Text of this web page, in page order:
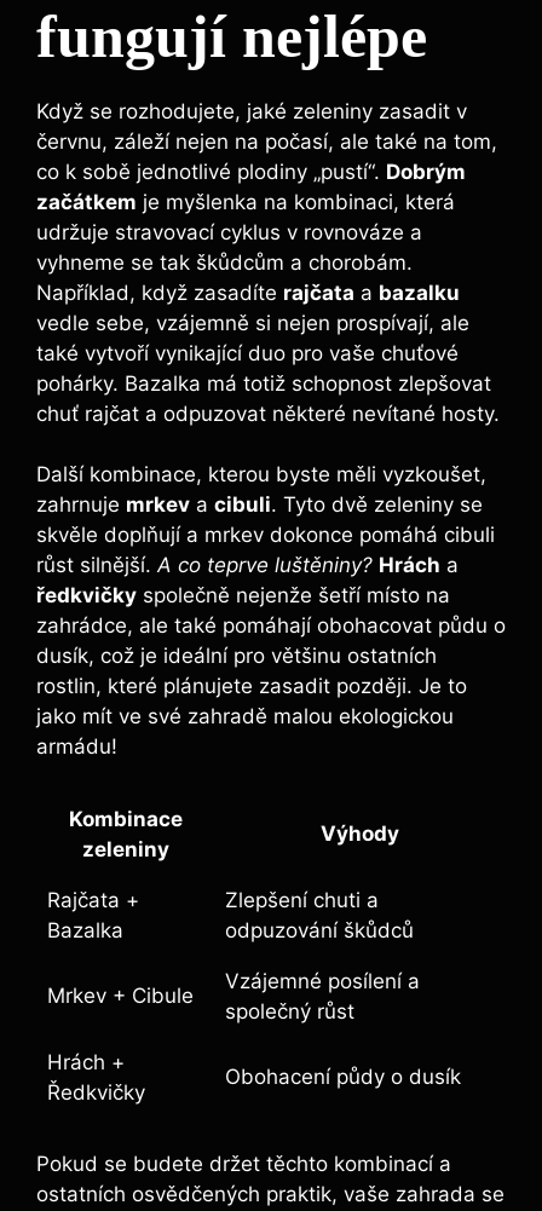
fungují nejlépe
Když se rozhodujete, jaké zeleniny zasadit v
červnu, záleží nejen na počasí, ale také na tom,
co k sobě jednotlivé plodiny „pustí“. Dobrým
začátkem je myšlenka na kombinaci, která
udržuje stravovací cyklus v rovnováze a
vyhneme se tak škůdcům a chorobám.
Například, když zasadíte rajčata a bazalku
vedle sebe, vzájemně si nejen prospívají, ale
také vytvoří vynikající duo pro vaše chuťové
pohárky. Bazalka má totiž schopnost zlepšovat
chuť rajčat a odpuzovat některé nevítané hosty.
Další kombinace, kterou byste měli vyzkoušet,
zahrnuje mrkev a cibuli. Tyto dvě zeleniny se
skvěle doplňují a mrkev dokonce pomáhá cibuli
růst silnější.A co teprve luštěniny? Hrách a
ředkvičky společně nejenže šetří místo na
zahrádce, ale také pomáhají obohacovat půdu o
dusík, což je ideální pro většinu ostatních
rostlin, které plánujete zasadit později. Je to
jako mít ve své zahradě malou ekologickou
armádu!
Kombinace
zeleniny
Výhody
Rajčata +
Bazalka
Zlepšení chuti a
odpuzování škůdců
Mrkev + Cibule
Vzájemné posílení a
společný růst
Hrách +
Ředkvičky
Obohacení půdy o dusík
Pokud se budete držet těchto kombinací a
ostatních osvědčených praktik, vaše zahrada se